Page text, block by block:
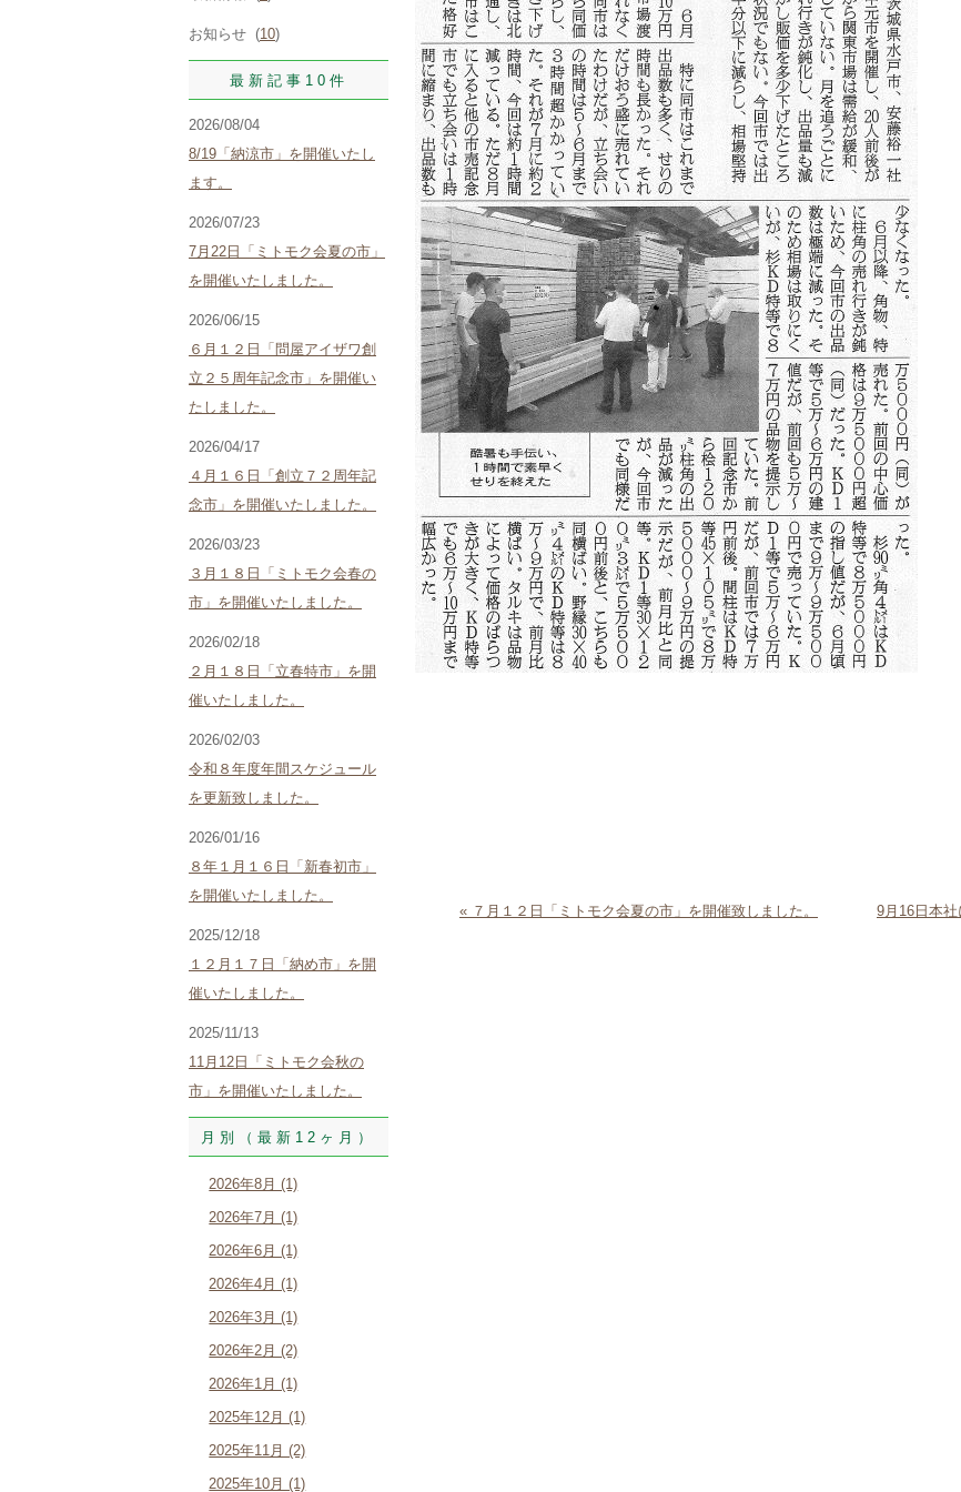
お知らせ (10)
最新記事10件
2026/08/04
8/19「納涼市」を開催いたし
ます。
2026/07/23
7月22日「ミトモク会夏の市」
を開催いたしました。
2026/06/15
６月１２日「問屋アイザワ創
立２５周年記念市」を開催い
たしました。
2026/04/17
４月１６日「創立７２周年記
念市」を開催いたしました。
2026/03/23
３月１８日「ミトモク会春の
市」を開催いたしました。
2026/02/18
２月１８日「立春特市」を開
催いたしました。
2026/02/03
令和８年度年間スケジュール
を更新致しました。
2026/01/16
８年１月１６日「新春初市」
を開催いたしました。
2025/12/18
１２月１７日「納め市」を開
催いたしました。
2025/11/13
11月12日「ミトモク会秋の
市」を開催いたしました。
月別（最新12ヶ月）
2026年8月 (1)
2026年7月 (1)
2026年6月 (1)
2026年4月 (1)
2026年3月 (1)
2026年2月 (2)
2026年1月 (1)
2025年12月 (1)
2025年11月 (2)
2025年10月 (1)
« ７月１２日「ミトモク会夏の市」を開催致しました。 9月16日本